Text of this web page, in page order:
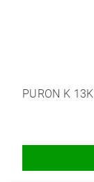
PURON K